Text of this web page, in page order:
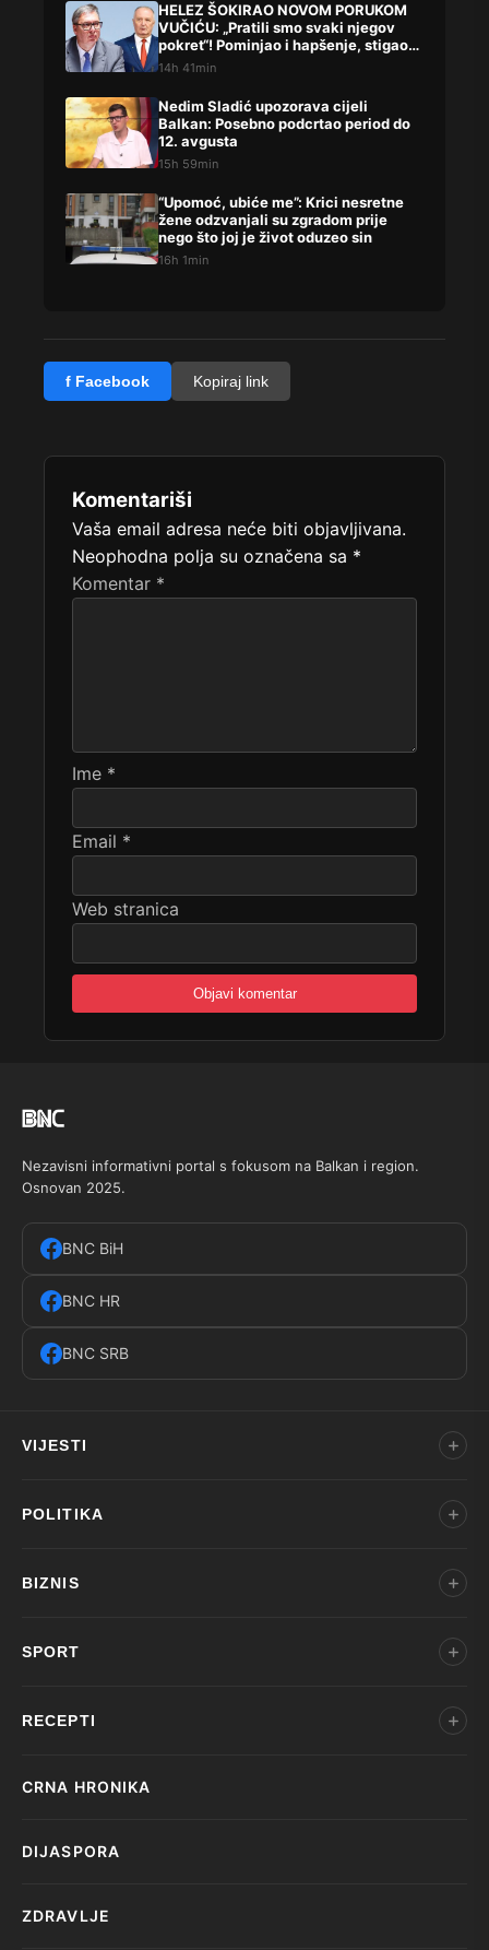
HELEZ ŠOKIRAO NOVOM PORUKOM
VUČIĆU: „Pratili smo svaki njegov
pokret“! Pominjao i hapšenje, stigao
žestok odgovor Brnabićeve
14h 41min
Nedim Sladić upozorava cijeli
Balkan: Posebno podcrtao period do
12. avgusta
15h 59min
“Upomoć, ubiće me”: Krici nesretne
žene odzvanjali su zgradom prije
nego što joj je život oduzeo sin
16h 1min
f Facebook Kopiraj link
Komentariši
Vaša email adresa neće biti objavljivana.
Neophodna polja su označena sa *
Komentar *
Ime *
Email *
Web stranica
Nezavisni informativni portal s fokusom na Balkan i region.
Osnovan 2025.
BNC BiH
BNC HR
BNC SRB
VIJESTI
POLITIKA
BIZNIS
SPORT
RECEPTI
CRNA HRONIKA
DIJASPORA
ZDRAVLJE